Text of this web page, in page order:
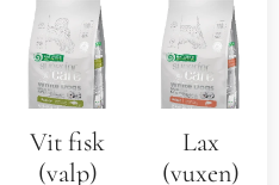
Vit fisk
(valp)
Lax
(vuxen)